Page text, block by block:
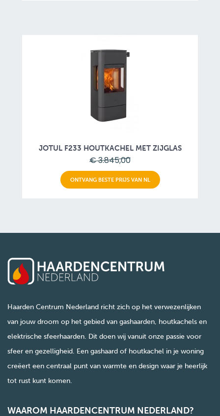
JOTUL F233 HOUTKACHEL MET ZIJGLAS
€ 3.845,00
ONTVANG BESTE PRIJS VAN NL
Haarden Centrum Nederland richt zich op het verwezenlijken
van jouw droom op het gebied van gashaarden, houtkachels en
elektrische sfeerhaarden. Dit doen wij vanuit onze passie voor
sfeer en gezelligheid. Een gashaard of houtkachel in je woning
creëert een centraal punt van warmte en design waar je heerlijk
tot rust kunt komen.
WAAROM HAARDENCENTRUM NEDERLAND?